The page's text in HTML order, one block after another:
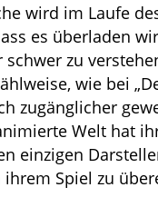
wird im Laufe
es überladen
zu
wie bei
zugänglicher
Welt hat
einzigen
Spiel zu